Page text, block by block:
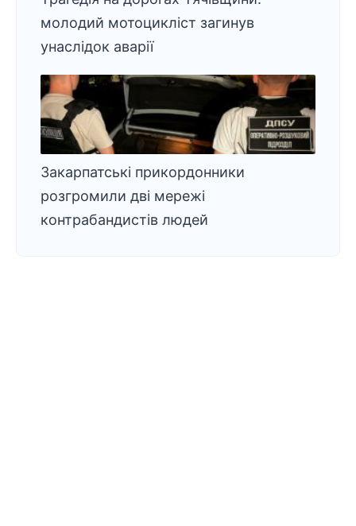
молодий мотоцикліст загинув
унаслідок аварії
Закарпатські прикордонники
розгромили дві мережі
контрабандистів людей